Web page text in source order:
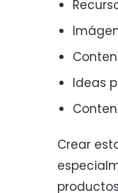
Ideas
Crear